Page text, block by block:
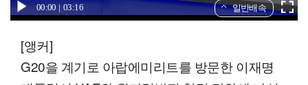
00:00 03:16 일반배속
[앵커]
G20을 계기로 아랍에미리트를 방문한 이재명